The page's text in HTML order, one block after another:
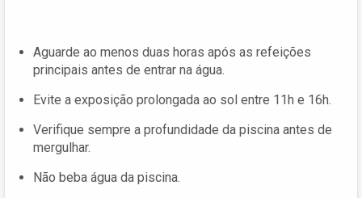
Aguarde ao menos duas horas após as refeições
principais antes de entrar na água.
Evite a exposição prolongada ao sol entre 11h e 16h.
Verifique sempre a profundidade da piscina antes de
mergulhar.
Não beba água da piscina.